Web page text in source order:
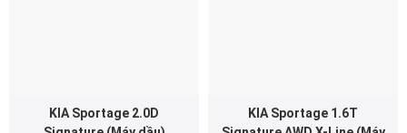
KIA Sportage 2.0D
KIA Sportage 1.6T